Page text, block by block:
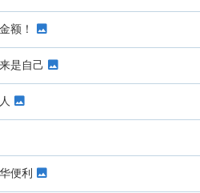
额！
是自己
便利